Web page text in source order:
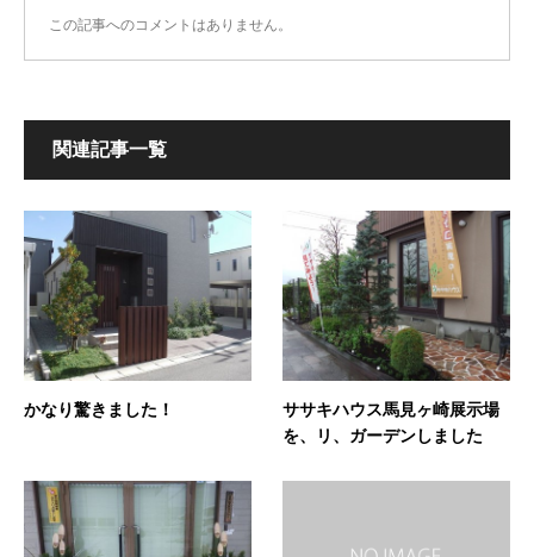
この記事へのコメントはありません。
関連記事一覧
かなり驚きました！
ササキハウス馬見ヶ崎展示場
を、リ、ガーデンしました